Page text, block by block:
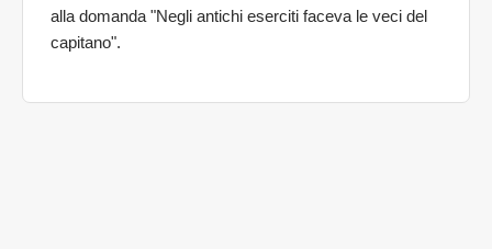
alla domanda "Negli antichi eserciti faceva le veci del
capitano".